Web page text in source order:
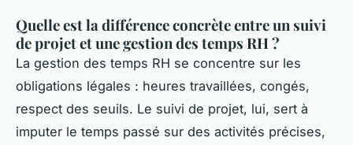
Quelle est la différence concrète entre un suivi
de projet et une gestion des temps RH ?
La gestion des temps RH se concentre sur les
obligations légales : heures travaillées, congés,
respect des seuils. Le suivi de projet, lui, sert à
imputer le temps passé sur des activités précises,